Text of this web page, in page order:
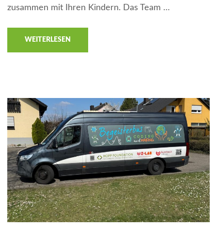
zusammen mit Ihren Kindern. Das Team …
WEITERLESEN